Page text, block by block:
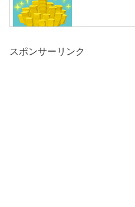
スポンサーリンク